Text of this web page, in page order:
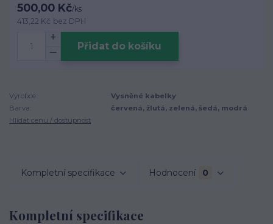
500,00 Kč/ks
413,22 Kč bez DPH
Přidat do košíku
Výrobce:
Vysněné kabelky
Barva:
červená, žlutá, zelená, šedá, modrá
Hlídat cenu / dostupnost
Kompletní specifikace Hodnocení 0
Kompletní specifikace